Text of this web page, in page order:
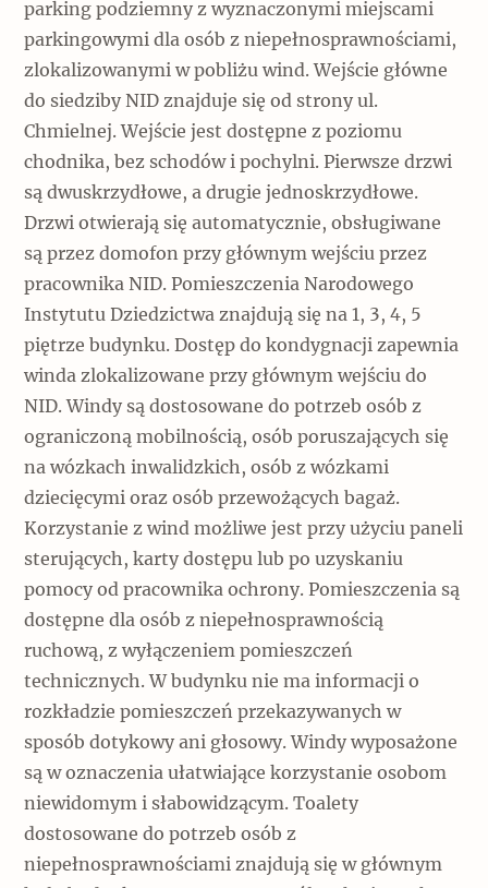
parking podziemny z wyznaczonymi miejscami
parkingowymi dla osób z niepełnosprawnościami,
zlokalizowanymi w pobliżu wind. Wejście główne
do siedziby NID znajduje się od strony ul.
Chmielnej. Wejście jest dostępne z poziomu
chodnika, bez schodów i pochylni. Pierwsze drzwi
są dwuskrzydłowe, a drugie jednoskrzydłowe.
Drzwi otwierają się automatycznie, obsługiwane
są przez domofon przy głównym wejściu przez
pracownika NID. Pomieszczenia Narodowego
Instytutu Dziedzictwa znajdują się na 1, 3, 4, 5
piętrze budynku. Dostęp do kondygnacji zapewnia
winda zlokalizowane przy głównym wejściu do
NID. Windy są dostosowane do potrzeb osób z
ograniczoną mobilnością, osób poruszających się
na wózkach inwalidzkich, osób z wózkami
dziecięcymi oraz osób przewożących bagaż.
Korzystanie z wind możliwe jest przy użyciu paneli
sterujących, karty dostępu lub po uzyskaniu
pomocy od pracownika ochrony. Pomieszczenia są
dostępne dla osób z niepełnosprawnością
ruchową, z wyłączeniem pomieszczeń
technicznych. W budynku nie ma informacji o
rozkładzie pomieszczeń przekazywanych w
sposób dotykowy ani głosowy. Windy wyposażone
są w oznaczenia ułatwiające korzystanie osobom
niewidomym i słabowidzącym. Toalety
dostosowane do potrzeb osób z
niepełnosprawnościami znajdują się w głównym